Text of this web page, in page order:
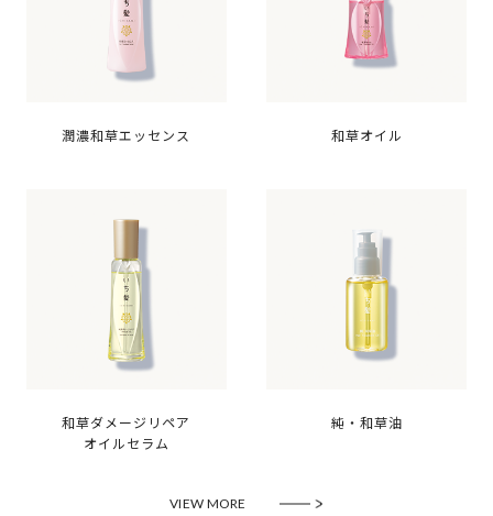
潤濃和草エッセンス 和草オイル
和草ダメージリペア
オイルセラム
純・和草油
VIEW MORE